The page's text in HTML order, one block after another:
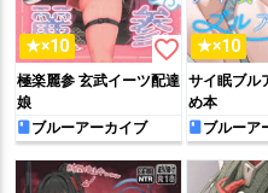
★×10 favorite_border
極楽麗参 玄武イーツ配達
娘
ブルーアーカイブ
★×10
サイ眠ブル
め本
ブルーア